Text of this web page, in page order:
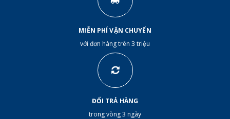
MIỄN PHÍ VẬN CHUYỂN
với đơn hàng trên 3 triệu
ĐỔI TRẢ HÀNG
trong vòng 3 ngày